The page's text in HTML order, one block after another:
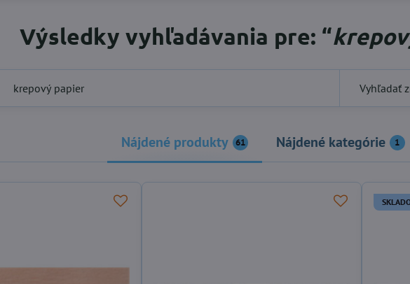
Výsledky vyhľadávania pre: “
Nájdené produkty 61 Nájdené kategórie 1